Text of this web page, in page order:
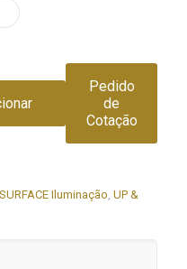
Pedido
de
Cotação
SURFACE Iluminação, UP &